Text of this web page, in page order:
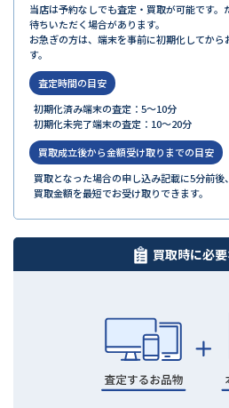
当店は予約なしでも査定・買取が可能です
待ちいただく場合があります。
お急ぎの方は、端末を事前に初期化してか
す。
査定時間の目安
初期化済み端末の査定：5〜10分
初期化未完了端末の査定：10〜20分
買取成立後から金額受け取りまでの目安
買取となった場合の申し込み記載に5分前後、
買取金額を最短でお受け取りできます。
買取時に必